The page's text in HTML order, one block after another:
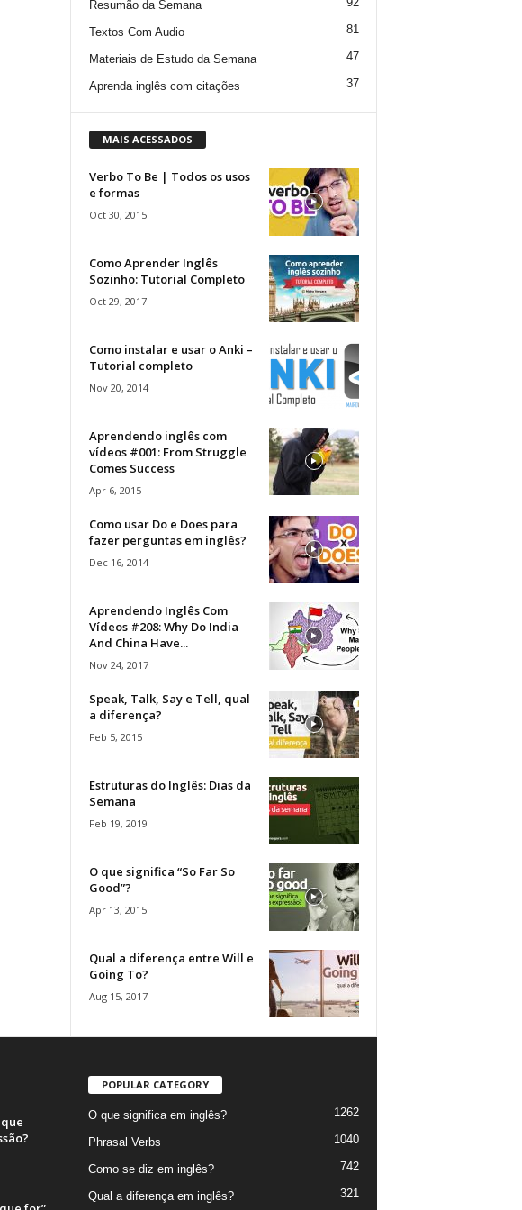
Resumão da Semana
Textos Com Audio 81
Materiais de Estudo da Semana 47
Aprenda inglês com citações 37
MAIS ACESSADOS
Verbo To Be | Todos os usos
e formas
Oct 30, 2015
Como Aprender Inglês
Sozinho: Tutorial Completo
Oct 29, 2017
Como instalar e usar o Anki –
Tutorial completo
Nov 20, 2014
Aprendendo inglês com
vídeos #001: From Struggle
Comes Success
Apr 6, 2015
Como usar Do e Does para
fazer perguntas em inglês?
Dec 16, 2014
Aprendendo Inglês Com
Vídeos #208: Why Do India
And China Have...
Nov 24, 2017
Speak, Talk, Say e Tell, qual
a diferença?
Feb 5, 2015
Estruturas do Inglês: Dias da
Semana
Feb 19, 2019
O que significa “So Far So
Good”?
Apr 13, 2015
Qual a diferença entre Will e
Going To?
Aug 15, 2017
POPULAR CATEGORY
O que significa em inglês? 1262
Phrasal Verbs 1040
Como se diz em inglês? 742
Qual a diferença em inglês? 321